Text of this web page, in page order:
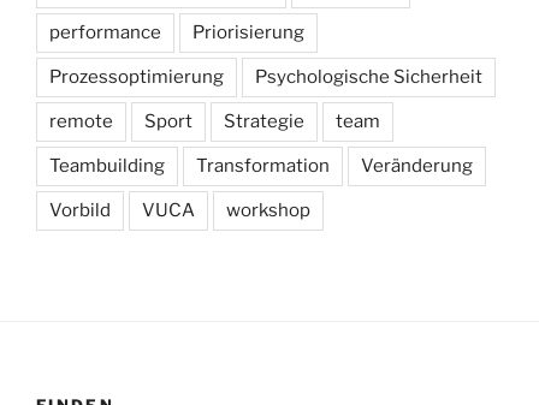
performance Priorisierung
Prozessoptimierung Psychologische Sicherheit
remote Sport Strategie team
Teambuilding Transformation Veränderung
Vorbild VUCA workshop